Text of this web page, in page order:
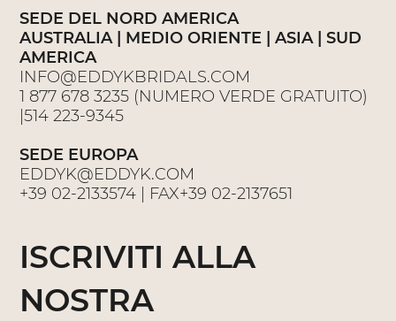
SEDE DEL NORD AMERICA
AUSTRALIA | MEDIO ORIENTE | ASIA | SUD
AMERICA
INFO@EDDYKBRIDALS.COM
1 877 678 3235 (NUMERO VERDE GRATUITO)
|514 223-9345
SEDE EUROPA
EDDYK@EDDYK.COM
+39 02-2133574 | FAX+39 02-2137651
ISCRIVITI ALLA
NOSTRA